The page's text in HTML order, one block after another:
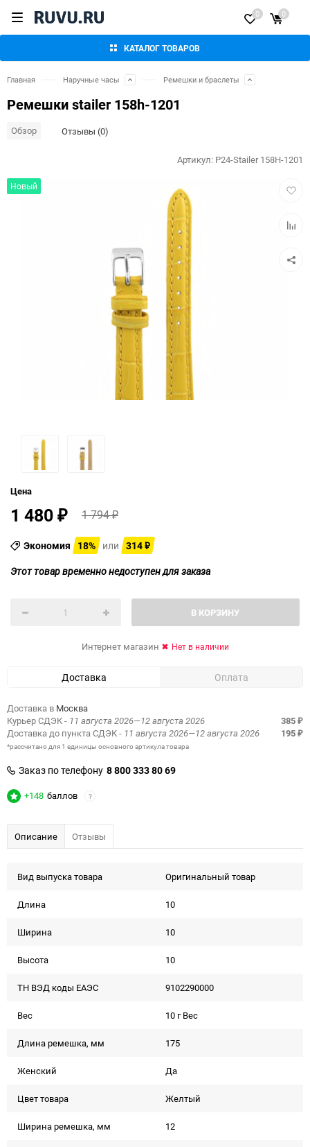
КАТАЛОГ ТОВАРОВ
0 0
Главная Наручные часы Ремешки и браслеты
Ремешки stailer 158h-1201
Обзор Отзывы (0)
Новый
Артикул: P24-Stailer 158H-1201
Цена
1 480 ₽ 1 794₽
Экономия 18% или 314 ₽
Этот товар временно недоступен для заказа
В КОРЗИНУ
Интернет магазин Нет в наличии
Доставка Оплата
Доставка в Москва
Курьер СДЭК- 11 августа 2026—12 августа 2026 385 ₽
Доставка до пункта СДЭК- 11 августа 2026—12 августа 2026 195 ₽
*рассчитано для 1 единицы основного артикула товара
Заказ по телефону 8 800 333 80 69
+148 баллов ?
Описание Отзывы
Вид выпуска товара Оригинальный товар
Длина 10
Ширина 10
Высота 10
ТН ВЭД коды ЕАЭС 9102290000
Вес 10 г Вес
Длина ремешка, мм 175
Женский Да
Цвет товара Желтый
Ширина ремешка, мм 12